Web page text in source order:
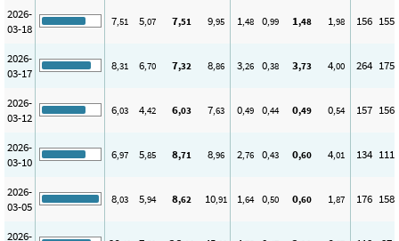
2026-
03-18
7,51 5,07 7,51 9,95 1,48 0,99 1,48 1,98 156 155
2026-
03-17
8,31 6,70 7,32 8,86 3,26 0,38 3,73 4,00 264 175
2026-
03-12
6,03 4,42 6,03 7,63 0,49 0,44 0,49 0,54 157 156
2026-
03-10
6,97 5,85 8,71 8,96 2,76 0,43 0,60 4,01 134 111
2026-
03-05
8,03 5,94 8,62 10,91 1,64 0,50 0,60 1,87 176 158
2026-